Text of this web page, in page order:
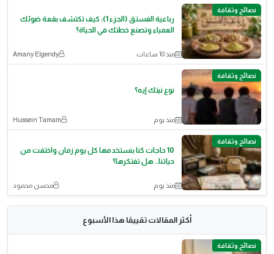
نصائح وثقافة
رباعية الفستق (الجزء 1): كيف تكتشف بقعة ضوئك
العمياء وتصنع خطتك في الحياة؟
منذ 10 ساعات Amany Elgendy
نصائح وثقافة
نوع نيتك إيه؟
منذ يوم Hussein Tamam
نصائح وثقافة
10 حاجات كنا بنستخدمها كل يوم زمان واختفت من
حياتنا.. هل تفتكرها؟
منذ يوم محسن محمود
أكثر المقالات تقييمًا هذا الأسبوع
نصائح وثقافة